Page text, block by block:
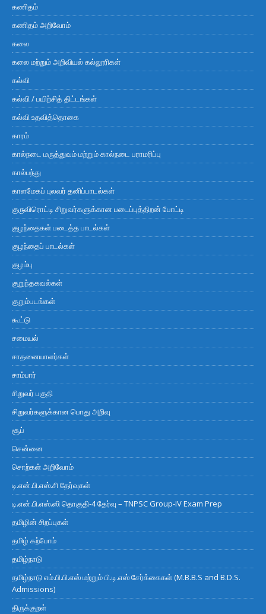
கணிதம்
கணிதம் அறிவோம்
கலை
கலை மற்றும் அறிவியல் கல்லூரிகள்
கல்வி
கல்வி / பயிற்சித் திட்டங்கள்
கல்வி உதவித்தொகை
காரம்
கால்நடை மருத்துவம் மற்றும் கால்நடை பராமரிப்பு
கால்பந்து
காளமேகப் புலவர் தனிப்பாடல்கள்
குருவிரொட்டி சிறுவர்களுக்கான படைப்புத்திறன் போட்டி
குழந்தைகள் படைத்த பாடல்கள்
குழந்தைப் பாடல்கள்
குழம்பு
குறுந்தகவல்கள்
குறும்படங்கள்
கூட்டு
சமையல்
சாதனையாளர்கள்
சாம்பார்
சிறுவர் பகுதி
சிறுவர்களுக்கான பொது அறிவு
சூப்
சென்னை
சொற்கள் அறிவோம்
டி.என்.பி.எஸ்.சி தேர்வுகள்
டி.என்.பி.எஸ்.ஸி தொகுதி-4 தேர்வு – TNPSC Group-IV Exam Prep
தமிழின் சிறப்புகள்
தமிழ் கற்போம்
தமிழ்நாடு
தமிழ்நாடு எம்.பி.பி.எஸ் மற்றும் பி.டி.எஸ் சேர்க்கைகள் (M.B.B.S and B.D.S.
Admissions)
திருக்குறள்